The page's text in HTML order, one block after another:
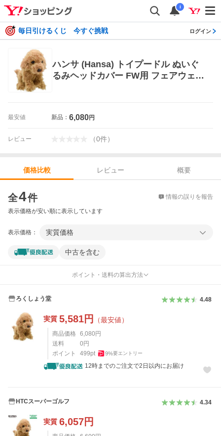
i
毎日引けるくじ 今すぐ挑戦 ログイン
ハンサ (Hansa) トイプードル ぬいぐ
るみヘッドカバー FW用 フェアウェイ
最安値 新品： 6,080円
レビュー （0件）
価格比較 レビュー
概要
全4件 情報の誤りを報告
表示価格が安い順に表示しています
表示価格： 実質価格
中古を含む
ポイント・送料の算出方法
ろくしょう堂 4.48
実質 5,581円 （最安値）
商品価格 6,080 円
送料
0 円
ポイント
499pt 9%要エントリー
12時までのご注文で2日以内にお届け
HTCスーパーゴルフ 4.34
実質 6,057円